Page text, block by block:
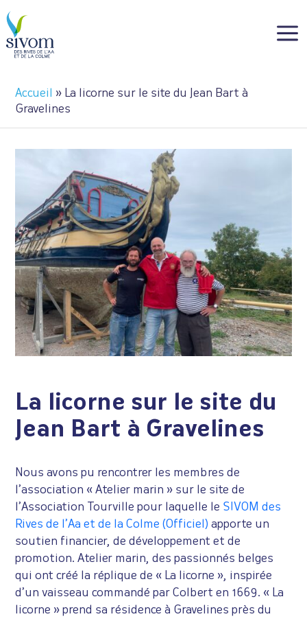
a
Accueil » La licorne sur le site du Jean Bart à
Gravelines
La licorne sur le site du
Jean Bart à Gravelines
Nous avons pu rencontrer les membres de
l’association « Atelier marin » sur le site de
l’Association Tourville pour laquelle le SIVOM des
Rives de l’Aa et de la Colme (Officiel) apporte un
soutien financier, de développement et de
promotion. Atelier marin, des passionnés belges
qui ont créé la réplique de « La licorne », inspirée
d’un vaisseau commandé par Colbert en 1669. « La
licorne » prend sa résidence à Gravelines près du